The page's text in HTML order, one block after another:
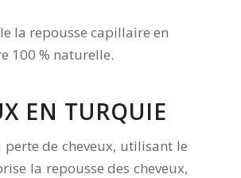
la repousse capillaire en
100 % naturelle.
EN TURQUIE
de cheveux, utilisant le
la repousse des cheveux,